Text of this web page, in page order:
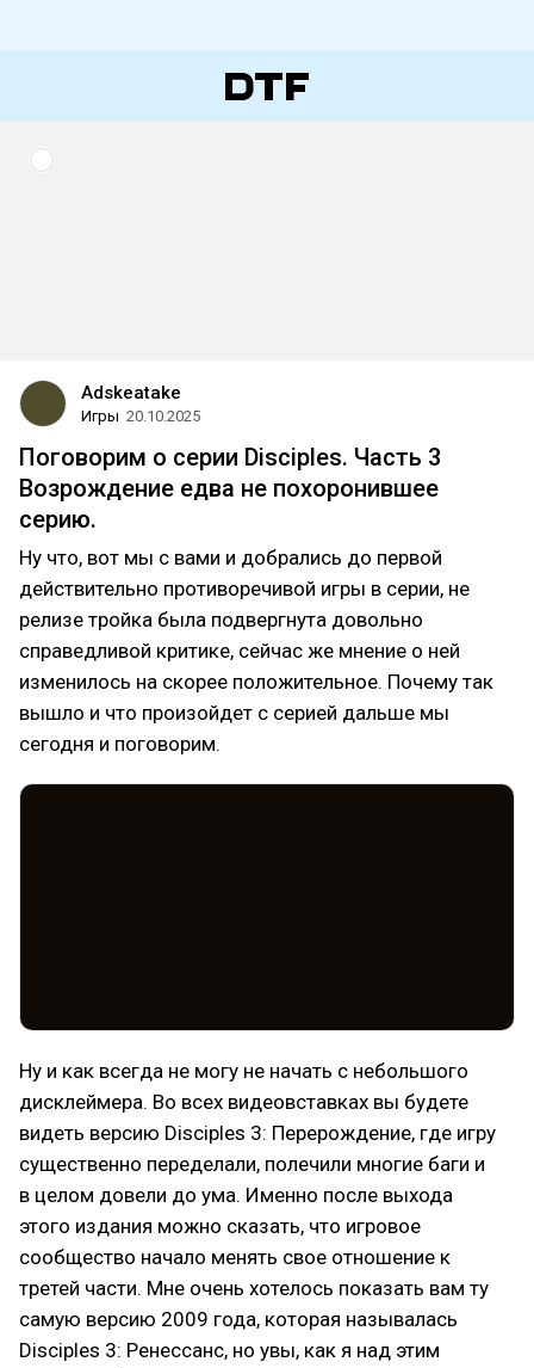
Adskeatake
Игры 20.10.2025
Поговорим о серии Disciples. Часть 3
Возрождение едва не похоронившее
серию.
Ну что, вот мы с вами и добрались до первой
действительно противоречивой игры в серии, не
релизе тройка была подвергнута довольно
справедливой критике, сейчас же мнение о ней
изменилось на скорее положительное. Почему так
вышло и что произойдет с серией дальше мы
сегодня и поговорим.
Ну и как всегда не могу не начать с небольшого
дисклеймера. Во всех видеовставках вы будете
видеть версию Disciples 3: Перерождение, где игру
существенно переделали, полечили многие баги и
в целом довели до ума. Именно после выхода
этого издания можно сказать, что игровое
сообщество начало менять свое отношение к
третей части. Мне очень хотелось показать вам ту
самую версию 2009 года, которая называлась
Disciples 3: Ренессанс, но увы, как я над этим